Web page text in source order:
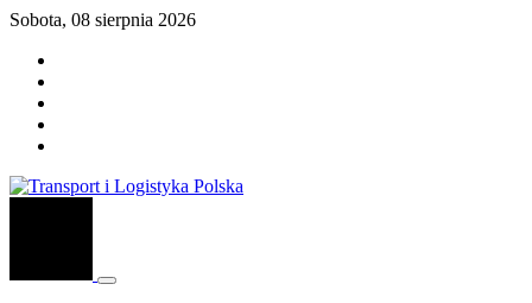
Sobota, 08 sierpnia 2026